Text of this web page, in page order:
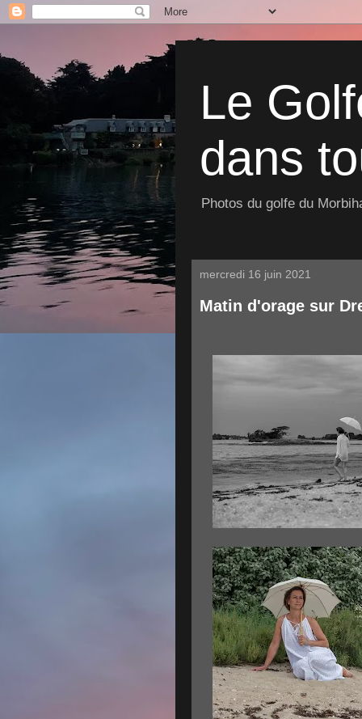
Le
dans
Photos du golfe du
mercredi 16 juin 2021
Matin d'orage sur